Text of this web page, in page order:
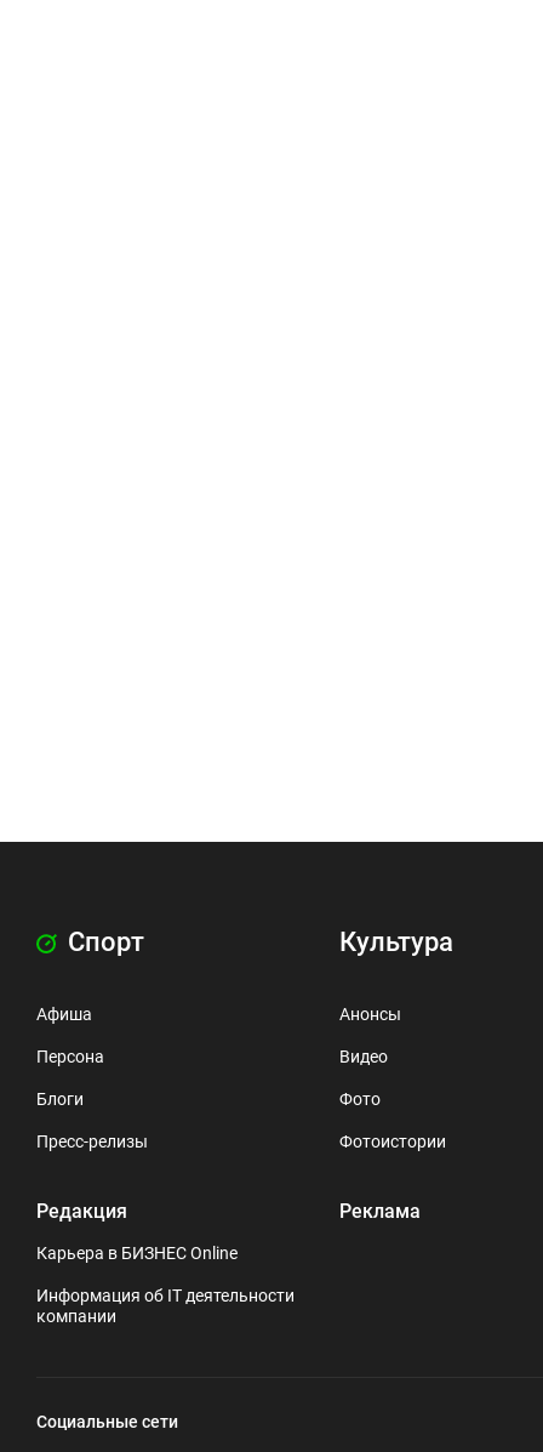
Спорт
Афиша
Персона
Блоги
Пресс-релизы
Редакция
Карьера в БИЗНЕС Online
Информация об IT деятельности
компании
Культура
Анонсы
Видео
Фото
Фотоистории
Реклама
Социальные сети